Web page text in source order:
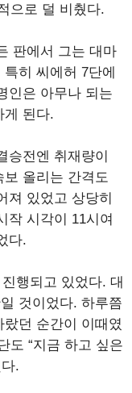
으로 덜 비췄다.
판에서 그는 대마
히 씨에허 7단에
인은 아무나 되는
게 된다.
승전엔 취재량이
올리는 간격도
져 있었고 상당히
작 시각이 11시여
다.
행되고 있었다. 대
것이었다. 하루쯤
던 순간이 이때였
도 “지금 하고 싶은
.